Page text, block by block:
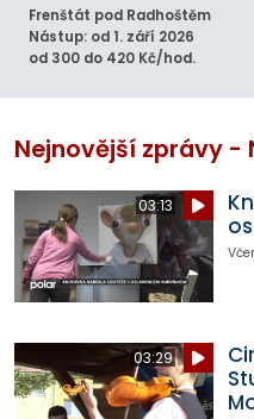
Frenštát pod Radhoštěm
Nástup: od 1. září 2026
od 300 do 420 Kč/hod.
Nejnovější zprávy -
03:13
03:29